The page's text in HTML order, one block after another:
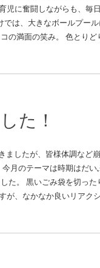
児に奮闘しながらも、毎
は、大きなボールプー
の満面の笑み。 色とりど
た！
したが、皆様体調など
月のテーマは時期はだ
た。 黒いごみ袋を切っ
が、なかなか良いリアク